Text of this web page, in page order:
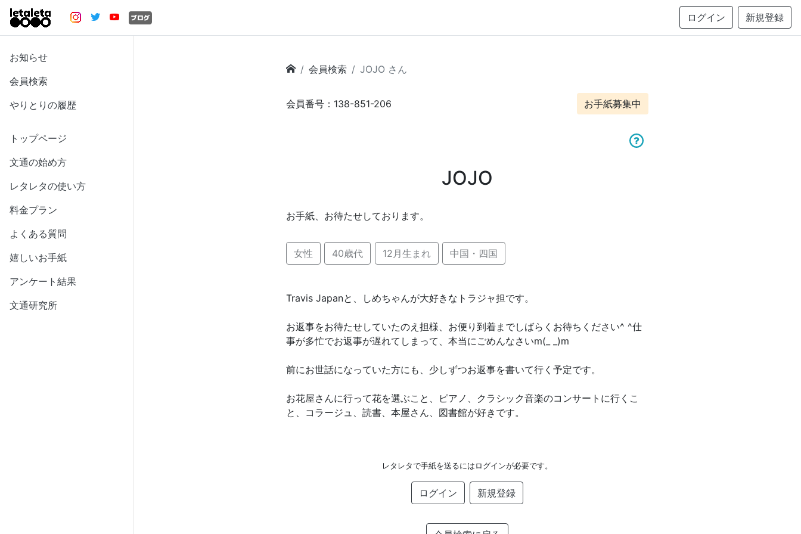
ログイン 新規登録
お知らせ
会員検索
やりとりの履歴
トップページ
文通の始め方
レタレタの使い方
料金プラン
よくある質問
嬉しいお手紙
アンケート結果
文通研究所
会員検索 JOJO さん
会員番号：138-851-206 お手紙募集中
JOJO
お手紙、お待たせしております。
女性 40歳代 12月生まれ 中国・四国
Travis Japanと、しめちゃんが大好きなトラジャ担です。
お返事をお待たせしていたのえ担様、お便り到着までしばらくお待ちください^ ^仕
事が多忙でお返事が遅れてしまって、本当にごめんなさいm(_ _)m
前にお世話になっていた方にも、少しずつお返事を書いて行く予定です。
お花屋さんに行って花を選ぶこと、ピアノ、クラシック音楽のコンサートに行くこ
と、コラージュ、読書、本屋さん、図書館が好きです。
レタレタで手紙を送るにはログインが必要です。
ログイン 新規登録